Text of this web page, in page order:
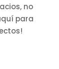
no
para